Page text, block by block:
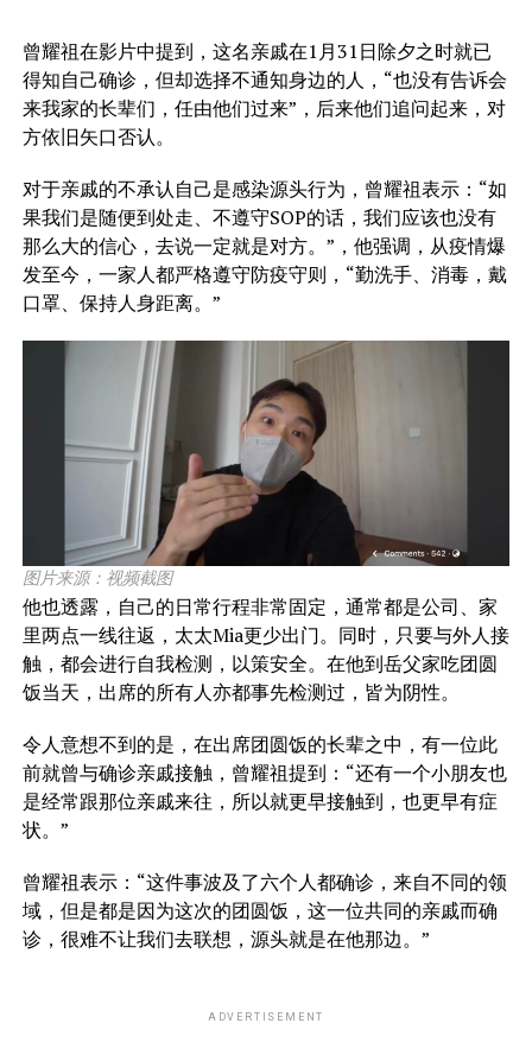
曾耀祖在影片中提到，这名亲戚在1月31日除夕之时就已
得知自己确诊，但却选择不通知身边的人，“也没有告诉会
来我家的长辈们，任由他们过来”，后来他们追问起来，对
方依旧矢口否认。
对于亲戚的不承认自己是感染源头行为，曾耀祖表示：“如
果我们是随便到处走、不遵守SOP的话，我们应该也没有
那么大的信心，去说一定就是对方。”，他强调，从疫情爆
发至今，一家人都严格遵守防疫守则，“勤洗手、消毒，戴
口罩、保持人身距离。”
图片来源：视频截图
他也透露，自己的日常行程非常固定，通常都是公司、家
里两点一线往返，太太Mia更少出门。同时，只要与外人接
触，都会进行自我检测，以策安全。在他到岳父家吃团圆
饭当天，出席的所有人亦都事先检测过，皆为阴性。
令人意想不到的是，在出席团圆饭的长辈之中，有一位此
前就曾与确诊亲戚接触，曾耀祖提到：“还有一个小朋友也
是经常跟那位亲戚来往，所以就更早接触到，也更早有症
状。”
曾耀祖表示：“这件事波及了六个人都确诊，来自不同的领
域，但是都是因为这次的团圆饭，这一位共同的亲戚而确
诊，很难不让我们去联想，源头就是在他那边。”
ADVERTISEMENT